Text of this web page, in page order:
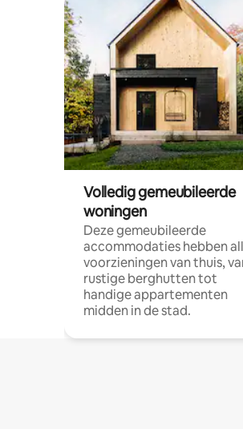
Volledig gemeubileerde
woningen
Deze gemeubileerde
accommodaties hebben
voorzieningen van thuis,
rustige berghutten tot
handige appartementen
midden in de stad.